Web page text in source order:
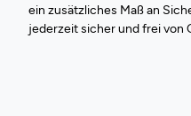
ein zusätzliches Maß an
jederzeit sicher und frei von